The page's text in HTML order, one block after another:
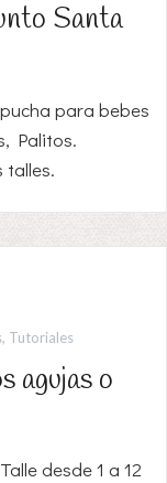
Santa
para bebes
Palitos.
talles.
, Tutoriales
agujas o
desde 1 a 12